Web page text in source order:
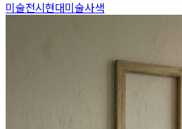
미술전시 현대미술사색